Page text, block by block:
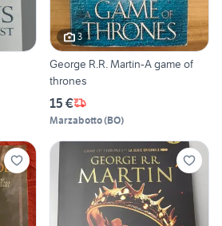
3
George R.R. Martin-A game of
thrones
15 €
Marzabotto(BO)